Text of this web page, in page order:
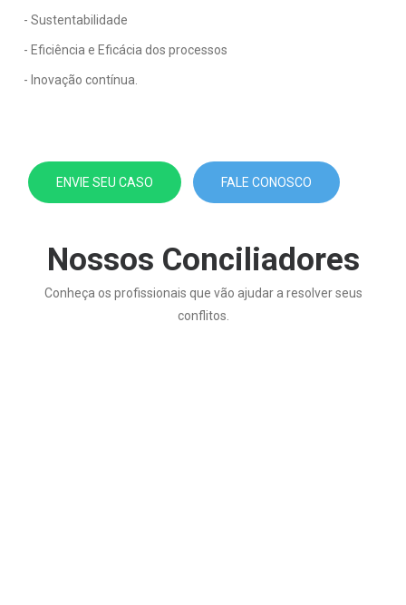
- Sustentabilidade
- Eficiência e Eficácia dos processos
- Inovação contínua.
ENVIE SEU CASO FALE CONOSCO
Nossos Conciliadores
Conheça os profissionais que vão ajudar a resolver seus
conflitos.